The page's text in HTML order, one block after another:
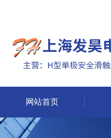
网站首页